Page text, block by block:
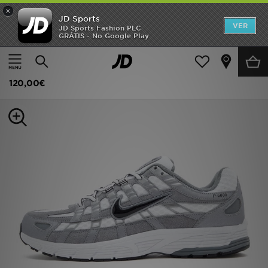
×
JD Sports
JD Sports Fashion PLC
GRÁTIS - No Google Play
VER
Página principal
Homem Calçado de Homem Sapatilhas
Nike P-6000
120,00€
INÍCIO
Promoções
MULHER
DESPORTO
FUTEBOL JD